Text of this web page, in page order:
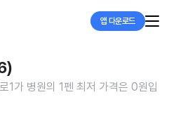
앱 다운로드
1가 병원의 1펜 최저 가격은 0원입